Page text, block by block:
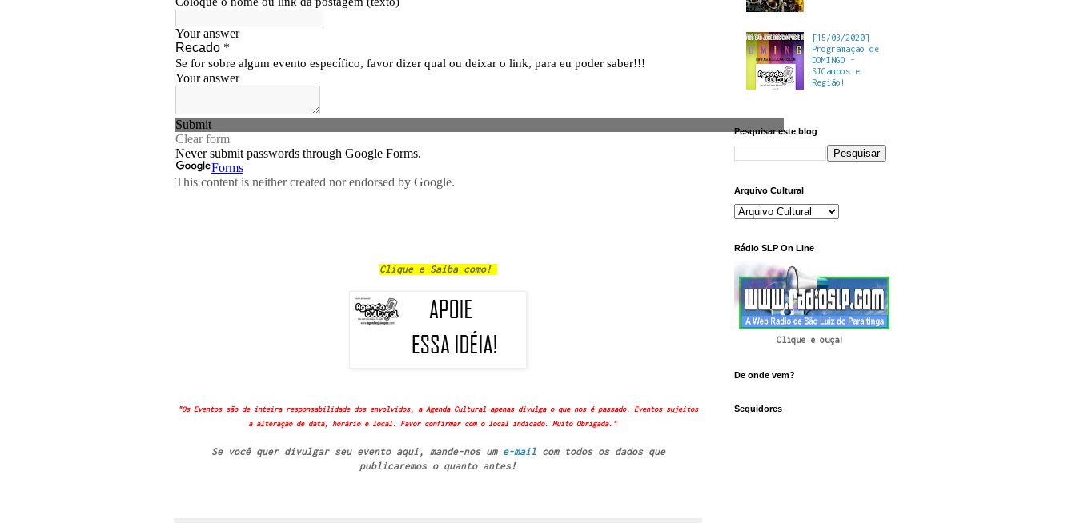
Clique e Saiba como!
"Os Eventos são de inteira responsabilidade dos envolvidos, a Agenda Cultural apenas divulga o que nos é passado. Eventos sujeitos
a alteração de data, horário e local. Favor confirmar com o local indicado. Muito Obrigada."
Se você quer divulgar seu evento aqui, mande-nos um e-mailcom todos os dados que
publicaremos o quanto antes!
[15/03/2020]
Programação de
DOMINGO -
SJCampos e
Região!
Pesquisar este blog
Arquivo Cultural
Rádio SLP On Line
Clique e ouça!
De onde vem?
Seguidores